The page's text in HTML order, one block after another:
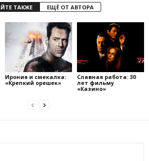
ТАКЖЕ ЕЩЁ ОТ АВТОРА
Ирония и смекалка:
«Крепкий орешек»
Славная работа: 30
лет фильму
«Казино»